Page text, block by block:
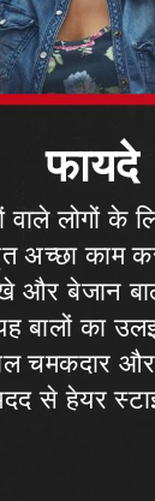
फायदे
वाले लोगों के
अच्छा काम
और बेजान
बालों का
चमकदार और
से हेयर